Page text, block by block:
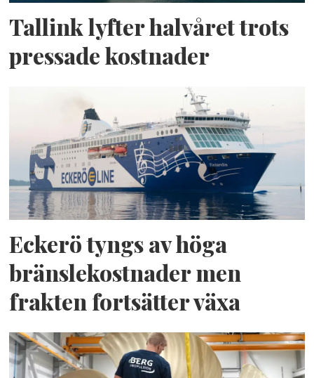
Tallink lyfter halvåret trots
pressade kostnader
Eckerö tyngs av höga
bränslekostnader men
frakten fortsätter växa